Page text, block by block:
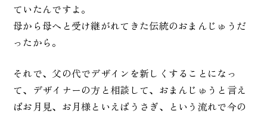
ていたんですよ。
母から母へと受け継がれてきた伝統のおまんじゅうだ
ったから。
それで、父の代でデザインを新しくすることになっ
て、デザイナーの方と相談して、おまんじゅうと言え
ばお月見、お月様といえばうさぎ、という流れで今の